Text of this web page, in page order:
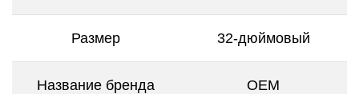
Размер 32-дюймовый
Название бренда OEM